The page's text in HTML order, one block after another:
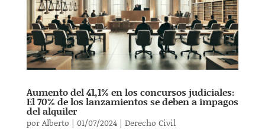
Aumento del 41,1% en los concursos judiciales:
El 70% de los lanzamientos se deben a impagos
del alquiler
porAlberto | 01/07/2024| Derecho Civil